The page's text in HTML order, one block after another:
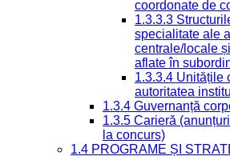
coordonate de
1.3.3.3
specialitate ale
centrale/locale
aflate în
1.3.3.4 Unitățile
autoritatea
1.3.4 Guvernanță
1.3.5 Carieră
la concurs)
1.4 PROGRAME ȘI